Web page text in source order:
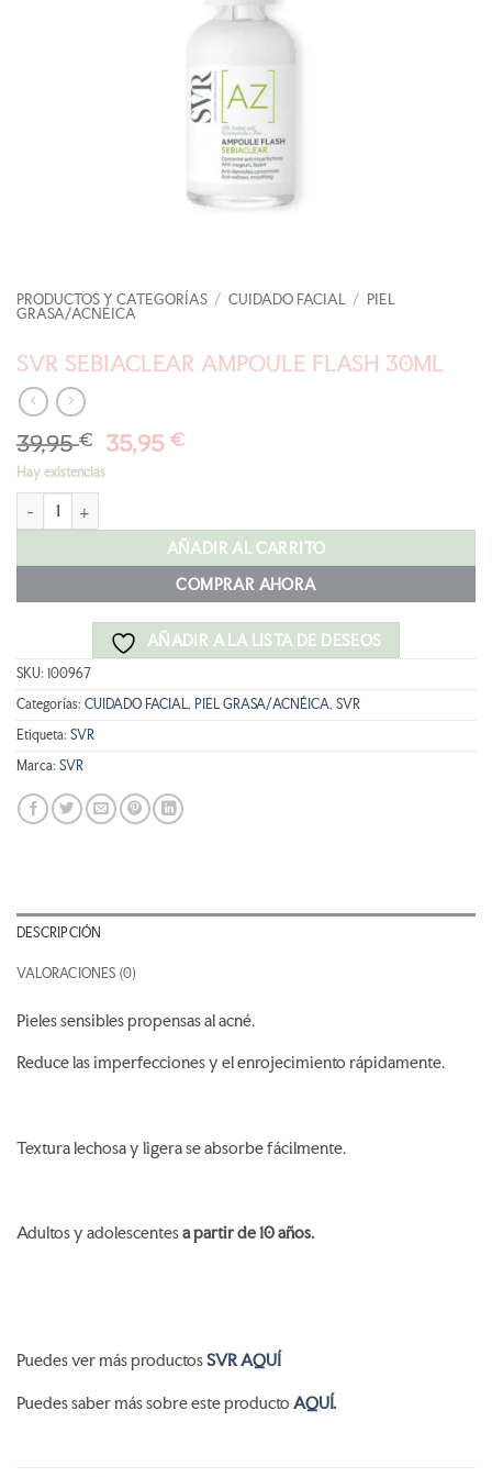
PRODUCTOS Y CATEGORÍAS / CUIDADO FACIAL / PIEL
GRASA/ACNÉICA
SVR SEBIACLEAR AMPOULE FLASH 30ML
39,95€ El
39,95 €.
35,95€El
35,95 €.
Hay existencias
SVR SEBIACLEAR AMPOULE FLASH 30ML cantidad
AÑADIR AL CARRITO
COMPRAR AHORA
AÑADIR A LA LISTA DE DESEOS
SKU: 100967
Categorías: CUIDADO FACIAL, PIEL GRASA/ACNÉICA, SVR
Etiqueta: SVR
Marca: SVR
DESCRIPCIÓN
VALORACIONES (0)
Pieles sensibles propensas al acné.
Reduce las imperfecciones y el enrojecimiento rápidamente.
Textura lechosa y ligera se absorbe fácilmente.
Adultos y adolescentesa partir de 10 años.
Puedes ver más productosSVR AQUÍ
Puedes saber más sobre este producto AQUÍ.